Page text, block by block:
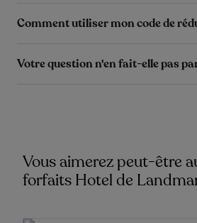
Comment utiliser mon code de
Votre question n'en fait-elle pas
Vous aimerez peut-être
forfaits Hotel de